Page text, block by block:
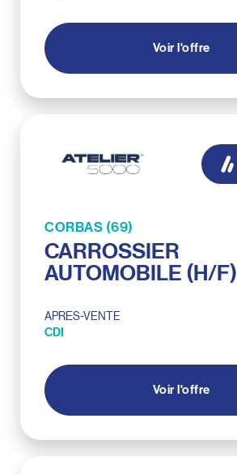
Voir l'offre
CORBAS (69)
CARROSSIER
AUTOMOBILE (H/F)
APRES-VENTE
CDI
Voir l'offre